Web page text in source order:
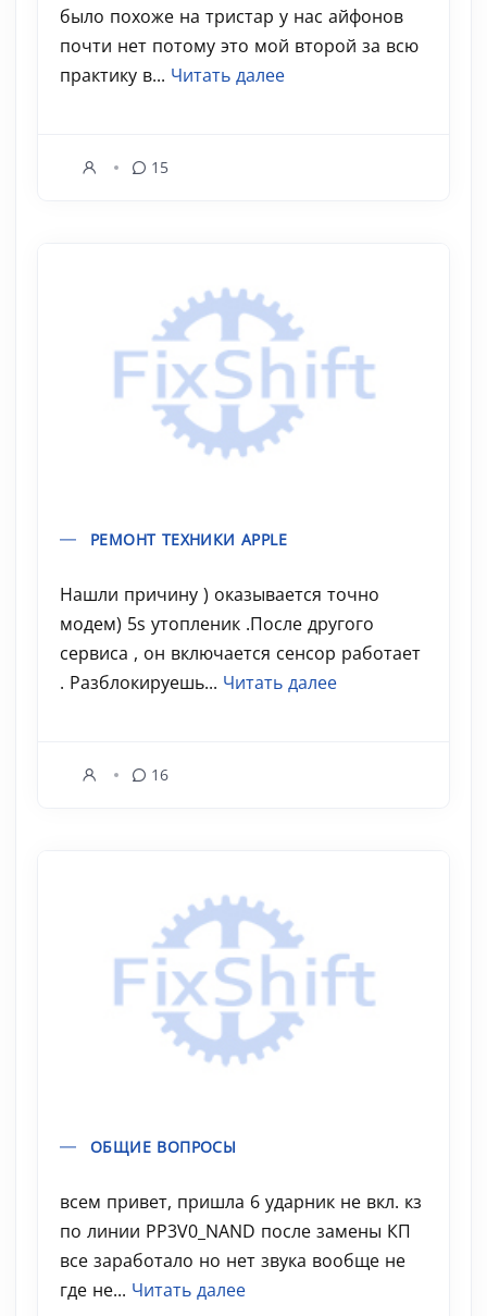
было похоже на тристар у нас айфонов
почти нет потому это мой второй за всю
практику в... Читать далее
15
РЕМОНТ ТЕХНИКИ APPLE
Нашли причину ) оказывается точно
модем) 5s утопленик .После другого
сервиса , он включается сенсор работает
. Разблокируешь... Читать далее
16
ОБЩИЕ ВОПРОСЫ
всем привет, пришла 6 ударник не вкл. кз
по линии PP3V0_NAND после замены КП
все заработало но нет звука вообще не
где не... Читать далее